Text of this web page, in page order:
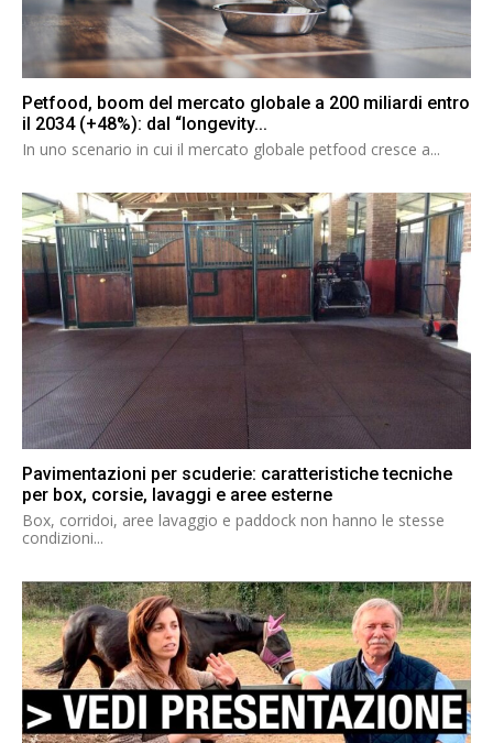
Petfood, boom del mercato globale a 200 miliardi entro
il 2034 (+48%): dal “longevity...
In uno scenario in cui il mercato globale petfood cresce a...
Pavimentazioni per scuderie: caratteristiche tecniche
per box, corsie, lavaggi e aree esterne
Box, corridoi, aree lavaggio e paddock non hanno le stesse
condizioni...